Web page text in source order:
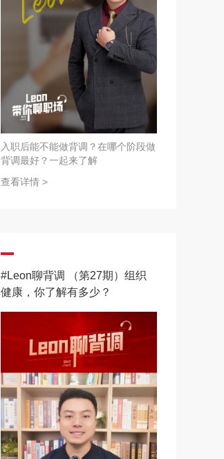
入职后能不能做背调？在哪个阶段做
背调最好？一起来了解
查看详情 >
#Leon聊背调 （第27期）组织
健康，你了解有多少？